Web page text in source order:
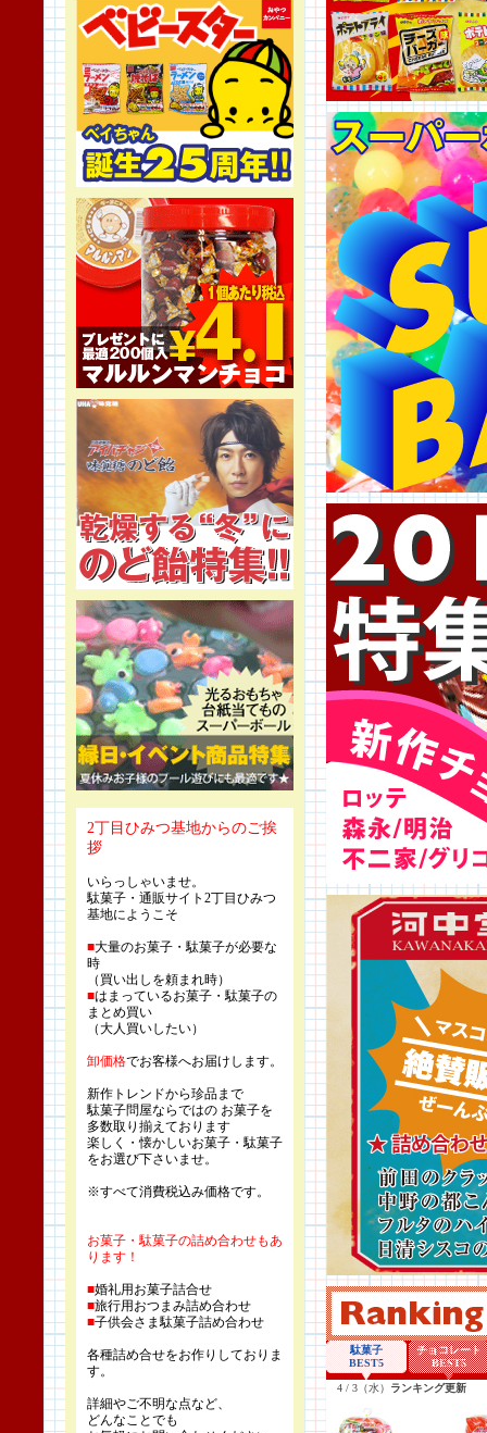
2丁目ひみつ基地からのご挨
拶
いらっしゃいませ。
駄菓子・通販サイト2丁目ひみつ
基地にようこそ
■大量のお菓子・駄菓子が必要な
時
（買い出しを頼まれ時）
■はまっているお菓子・駄菓子の
まとめ買い
（大人買いしたい）
卸価格でお客様へお届けします。
新作トレンドから珍品まで
駄菓子問屋ならではの お菓子を
多数取り揃えております
楽しく・懐かしいお菓子・駄菓子
をお選び下さいませ。
※すべて消費税込み価格です。
お菓子・駄菓子の詰め合わせもあ
ります！
■婚礼用お菓子詰合せ
■旅行用おつまみ詰め合わせ
■子供会さま駄菓子詰め合わせ
各種詰め合せをお作りしておりま
す。
詳細やご不明な点など、
どんなことでも